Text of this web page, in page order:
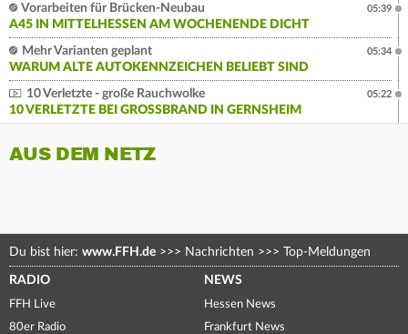
Vorarbeiten für Brücken-Neubau
A45 IN MITTELHESSEN AM WOCHENENDE DICHT
05:39
Mehr Varianten geplant
WARUM ALTE AUTOKENNZEICHEN BELIEBT SIND
05:34
10 Verletzte - große Rauchwolke
10 VERLETZTE BEI GROSSBRAND IN GERNSHEIM
05:22
AUS DEM NETZ
Du bist hier: www.FFH.de >>> Nachrichten >>> Top-Meldungen
RADIO
FFH Live
80er Radio
NEWS
Hessen News
Frankfurt News